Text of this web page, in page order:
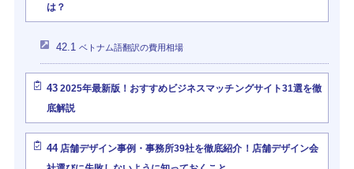
は？
42.1 ベトナム語翻訳の費用相場
432025年最新版！おすすめビジネスマッチングサイト31選を徹
底解説
44店舗デザイン事例・事務所39社を徹底紹介！店舗デザイン会